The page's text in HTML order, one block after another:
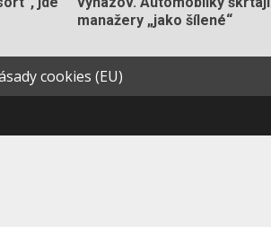
manažery „jako šílené“
cookies (EU)